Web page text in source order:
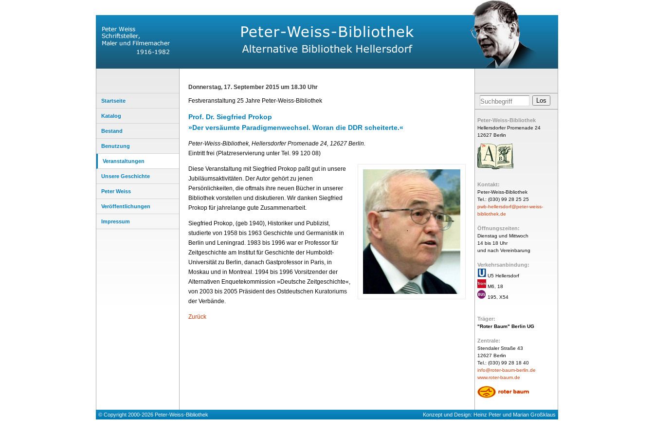
Startseite
Katalog
Bestand
Benutzung
Veranstaltungen
Unsere Geschichte
Peter Weiss
Veröffentlichungen
Impressum
Peter-Weiss-Bibliothek
Hellersdorfer Promenade 24
12627 Berlin
Kontakt:
Peter-Weiss-Bibliothek
Tel.: (030) 99 28 25 25
pwb-hellersdorf@peter-weiss-
bibliothek.de
Öffnungszeiten:
Dienstag und Mittwoch
14 bis 18 Uhr
und nach Vereinbarung
Verkehrsanbindung:
U5 Hellersdorf
M6, 18
195, X54
Träger:
"Roter Baum" Berlin UG
Zentrale:
Stendaler Straße 43
12627 Berlin
Tel.: (030) 99 28 18 40
info@roter-baum-berlin.de
www.roter-baum.de
Donnerstag, 17. September 2015 um 18.30 Uhr
Festveranstaltung 25 Jahre Peter-Weiss-Bibliothek
Prof. Dr. Siegfried Prokop
»Der versäumte Paradigmenwechsel. Woran die DDR scheiterte.«
Peter-Weiss-Bibliothek, Hellersdorfer Promenade 24, 12627 Berlin.
Eintritt frei (Platzreservierung unter Tel. 99 120 08)
Diese Veranstaltung mit Siegfried Prokop paßt gut in unsere
Jubiläumsaktivitäten. Der Autor gehört zu jenen
Persönlichkeiten, die oftmals ihre neuen Bücher in unserer
Bibliothek vorstellen und diskutieren. Wir danken Siegfried
Prokop für jahrelange gute Zusammenarbeit.
Siegfried Prokop, (geb 1940), Historiker und Publizist,
studierte von 1958 bis 1963 Geschichte und Germanistik in
Berlin und Leningrad. 1983 bis 1996 war er Professor für
Zeitgeschichte am Institut für Geschichte der Humboldt-
Universität zu Berlin, danach Gastprofessor in Paris, in
Moskau und in Montreal. 1994 bis 1996 Vorsitzender der
Alternativen Enquetekommission »Deutsche Zeitgeschichte«,
von 2003 bis 2005 Präsident des Ostdeutschen Kuratoriums
der Verbände.
Zurück
© Copyright 2000-2026 Peter-Weiss-Bibliothek Konzept und Design: Heinz Peter und Marian Großklaus